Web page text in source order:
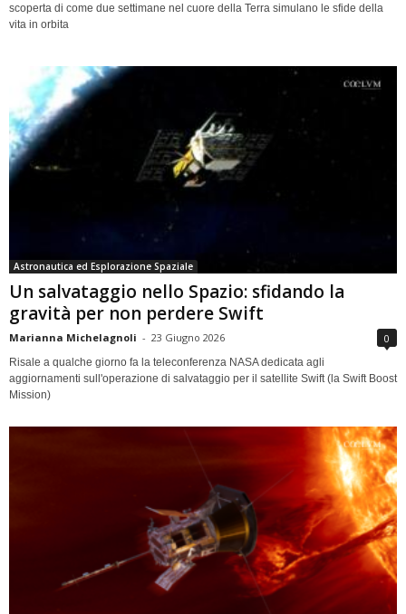
scoperta di come due settimane nel cuore della Terra simulano le sfide della
vita in orbita
Astronautica ed Esplorazione Spaziale
Un salvataggio nello Spazio: sfidando la
gravità per non perdere Swift
Marianna Michelagnoli - 23 Giugno 2026 0
Risale a qualche giorno fa la teleconferenza NASA dedicata agli
aggiornamenti sull'operazione di salvataggio per il satellite Swift (la Swift Boost
Mission)